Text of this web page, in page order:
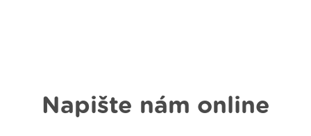
Napište nám online